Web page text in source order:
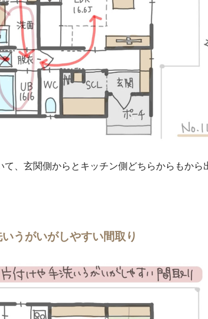
、玄関側からとキッチン側どちらからもから
うがいがしやすい間取り